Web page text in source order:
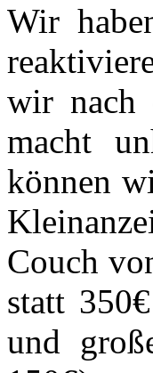
Wir
wir nach
macht
können
Couch
statt
und